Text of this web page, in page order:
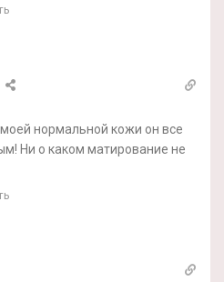
нормальной кожи он все
Ни о каком матирование не